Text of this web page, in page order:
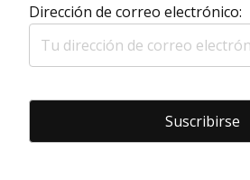
Dirección de correo electrónico: